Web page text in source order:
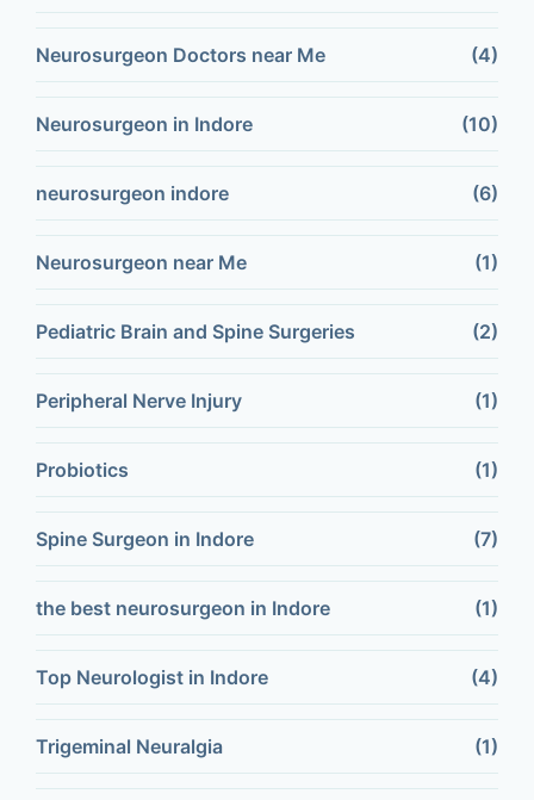
Neurosurgeon Doctors near Me (4)
Neurosurgeon in Indore (10)
neurosurgeon indore (6)
Neurosurgeon near Me (1)
Pediatric Brain and Spine Surgeries (2)
Peripheral Nerve Injury (1)
Probiotics (1)
Spine Surgeon in Indore (7)
the best neurosurgeon in Indore (1)
Top Neurologist in Indore (4)
Trigeminal Neuralgia (1)